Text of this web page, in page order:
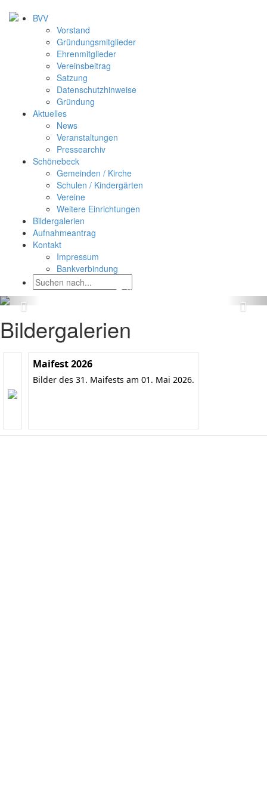
BVV
Vorstand
Gründungsmitglieder
Ehrenmitglieder
Vereinsbeitrag
Satzung
Datenschutzhinweise
Gründung
Aktuelles
News
Veranstaltungen
Pressearchiv
Schönebeck
Gemeinden / Kirche
Schulen / Kindergärten
Vereine
Weitere Einrichtungen
Bildergalerien
Aufnahmeantrag
Kontakt
Impressum
Bankverbindung
Bildergalerien
Maifest 2026
Bilder des 31. Maifests am 01. Mai 2026.